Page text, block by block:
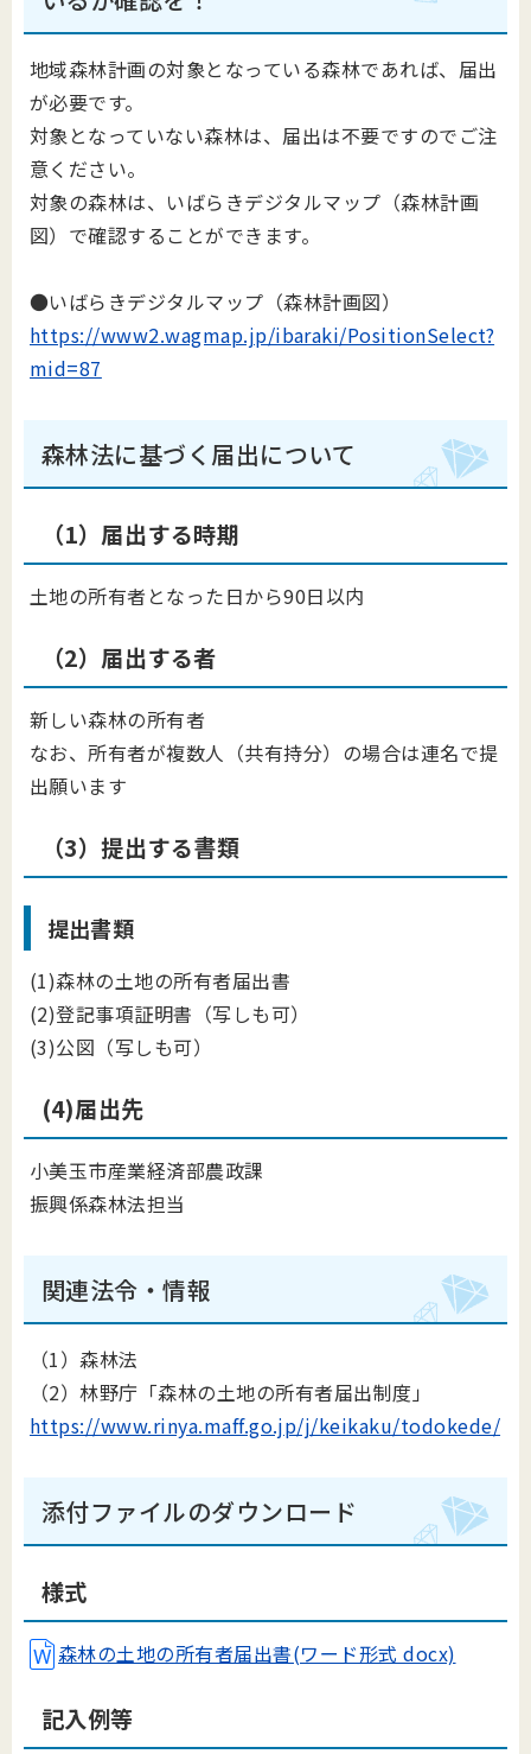
地域森林計画の対象となっている森林であれば、届出
が必要です。
対象となっていない森林は、届出は不要ですのでご注
意ください。
対象の森林は、いばらきデジタルマップ（森林計画
図）で確認することができます。
●いばらきデジタルマップ（森林計画図）
https://www2.wagmap.jp/ibaraki/PositionSelect?
mid=87
森林法に基づく届出について
（1）届出する時期
土地の所有者となった日から90日以内
（2）届出する者
新しい森林の所有者
なお、所有者が複数人（共有持分）の場合は連名で提
出願います
（3）提出する書類
提出書類
(1)森林の土地の所有者届出書
(2)登記事項証明書（写しも可）
(3)公図（写しも可）
(4)届出先
小美玉市産業経済部農政課
振興係森林法担当
関連法令・情報
（1）森林法
（2）林野庁「森林の土地の所有者届出制度」
https://www.rinya.maff.go.jp/j/keikaku/todokede/
添付ファイルのダウンロード
様式
森林の土地の所有者届出書(ワード形式 docx)
記入例等